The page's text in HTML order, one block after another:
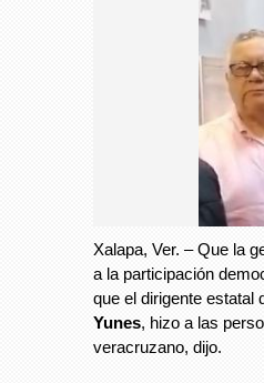
Xalapa, Ver. – Que la
a la participación
que el dirigente estatal
Yunes, hizo a las
veracruzano, dijo.